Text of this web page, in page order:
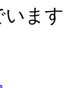
いま